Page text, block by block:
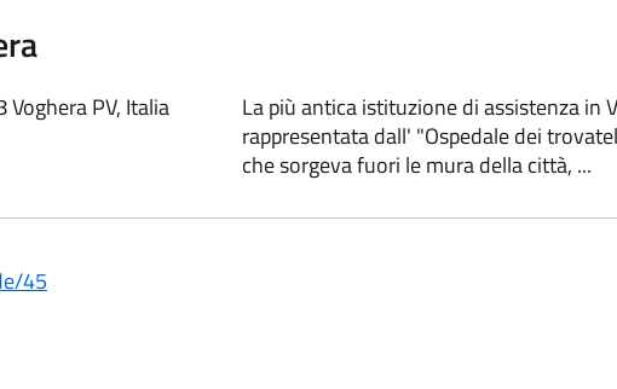
PV, Italia
La più antica istituzione di assistenza in
rappresentata dall' "Ospedale dei
che sorgeva fuori le mura della città, ...
45